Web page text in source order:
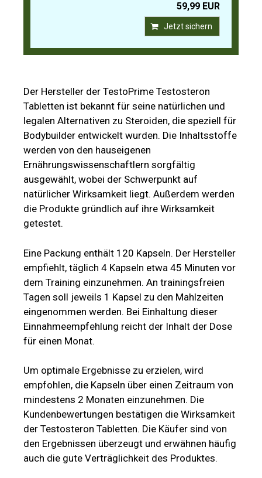
59,99 EUR
Jetzt sichern
Der Hersteller der TestoPrime Testosteron
Tabletten ist bekannt für seine natürlichen und
legalen Alternativen zu Steroiden, die speziell für
Bodybuilder entwickelt wurden. Die Inhaltsstoffe
werden von den hauseigenen
Ernährungswissenschaftlern sorgfältig
ausgewählt, wobei der Schwerpunkt auf
natürlicher Wirksamkeit liegt. Außerdem werden
die Produkte gründlich auf ihre Wirksamkeit
getestet.
Eine Packung enthält 120 Kapseln. Der Hersteller
empfiehlt, täglich 4 Kapseln etwa 45 Minuten vor
dem Training einzunehmen. An trainingsfreien
Tagen soll jeweils 1 Kapsel zu den Mahlzeiten
eingenommen werden. Bei Einhaltung dieser
Einnahmeempfehlung reicht der Inhalt der Dose
für einen Monat.
Um optimale Ergebnisse zu erzielen, wird
empfohlen, die Kapseln über einen Zeitraum von
mindestens 2 Monaten einzunehmen. Die
Kundenbewertungen bestätigen die Wirksamkeit
der Testosteron Tabletten. Die Käufer sind von
den Ergebnissen überzeugt und erwähnen häufig
auch die gute Verträglichkeit des Produktes.